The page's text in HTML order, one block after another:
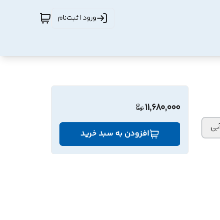
ورود | ثبت‌نام
11,680,000
افزودن به سبد خرید